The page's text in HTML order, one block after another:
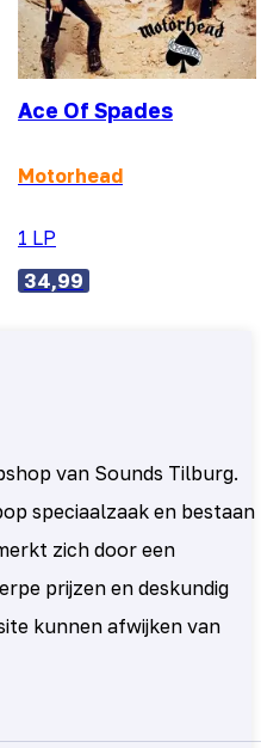
Ace Of Spades
Motorhead
1 LP
34,99
van Sounds Tilburg.
speciaalzaak en bestaan
zich door een
prijzen en deskundig
kunnen afwijken van